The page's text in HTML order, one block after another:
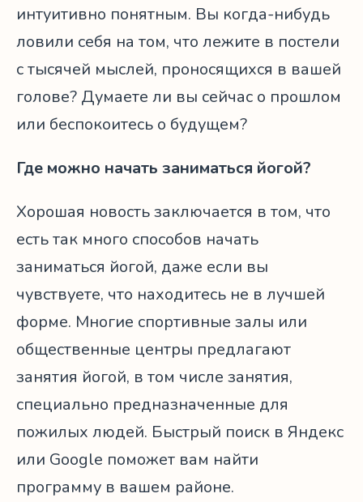
интуитивно понятным. Вы когда-нибудь
ловили себя на том, что лежите в постели
с тысячей мыслей, проносящихся в вашей
голове? Думаете ли вы сейчас о прошлом
или беспокоитесь о будущем?
Где можно начать заниматься йогой?
Хорошая новость заключается в том, что
есть так много способов начать
заниматься йогой, даже если вы
чувствуете, что находитесь не в лучшей
форме. Многие спортивные залы или
общественные центры предлагают
занятия йогой, в том числе занятия,
специально предназначенные для
пожилых людей. Быстрый поиск в Яндекс
или Google поможет вам найти
программу в вашем районе.